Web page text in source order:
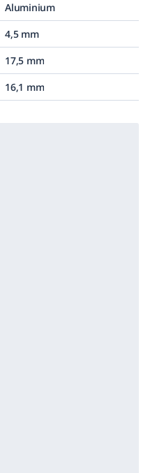
Aluminium
4,5 mm
17,5 mm
16,1 mm